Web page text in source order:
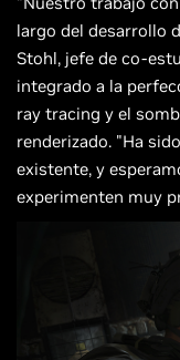
largo del desarrollo
Stohl, jefe de co-
integrado a la
ray tracing y el
renderizado. "Ha
existente, y
experimenten muy